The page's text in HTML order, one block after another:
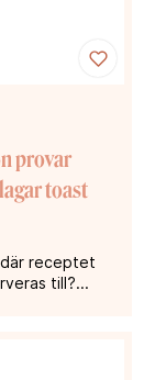
provar
toast
receptet
till?...